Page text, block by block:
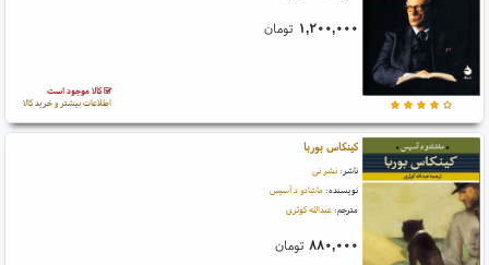
۱,۲۰۰,۰۰۰ تومان
کالا موجود است
اطلاعات بیشتر و خرید کالا
کینکاس بوربا
ناشر: نشر نی
نویسنده: ماشادو د آسیس
مترجم: عبدالله کوثری
۸۸۰,۰۰۰ تومان